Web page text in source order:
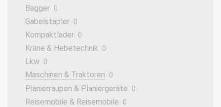
Bagger 0
Gabelstapler 0
Kompaktlader 0
Kräne & Hebetechnik 0
Lkw 0
Maschinen & Traktoren 0
Planierraupen & Planiergeräte 0
Reisemobile & Reisemobile 0